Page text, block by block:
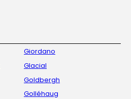
Giordano
Glacial
Goldbergh
Golléhaug